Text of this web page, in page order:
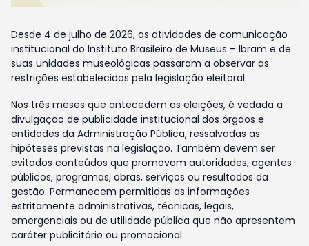
Desde 4 de julho de 2026, as atividades de comunicação
institucional do Instituto Brasileiro de Museus – Ibram e de
suas unidades museológicas passaram a observar as
restrições estabelecidas pela legislação eleitoral.
Nos três meses que antecedem as eleições, é vedada a
divulgação de publicidade institucional dos órgãos e
entidades da Administração Pública, ressalvadas as
hipóteses previstas na legislação. Também devem ser
evitados conteúdos que promovam autoridades, agentes
públicos, programas, obras, serviços ou resultados da
gestão. Permanecem permitidas as informações
estritamente administrativas, técnicas, legais,
emergenciais ou de utilidade pública que não apresentem
caráter publicitário ou promocional.